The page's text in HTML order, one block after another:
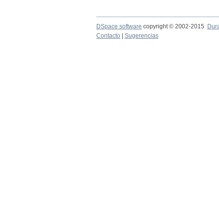
DSpace software copyright © 2002-2015
Contacto
Sugerencias